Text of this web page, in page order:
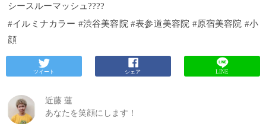
シースルーマッシュ????
#イルミナカラー #渋谷美容院 #表参道美容院 #原宿美容院 #小
顔
ツイート シェア LINE
近藤 蓮
あなたを笑顔にします！